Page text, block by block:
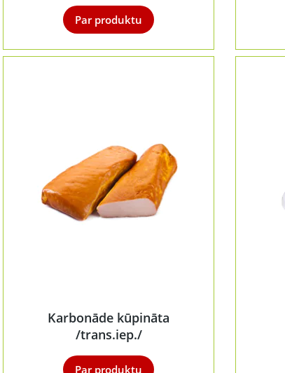
Par produktu
Karbonāde kūpināta
/trans.iep./
Par produktu